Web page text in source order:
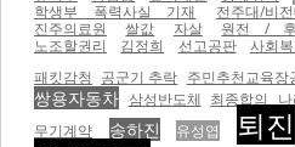
학생부 폭력사실 기재
전주대/비
진주의료원
쌀값 자살 원전 / 후
노조할권리
김정희 선고공판 사회
패킷감청 공군기 추락 주민추천교육장
쌍용자동차 삼성반도체 최종합의
무기계약 송하진 유성엽 퇴진